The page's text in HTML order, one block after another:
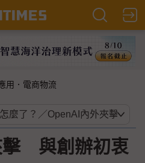
用．電商物流
擊 與創辦初衷